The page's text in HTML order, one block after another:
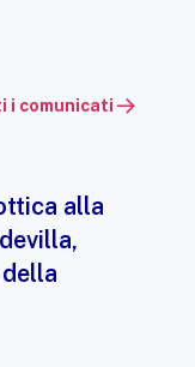
i comunicati
alla